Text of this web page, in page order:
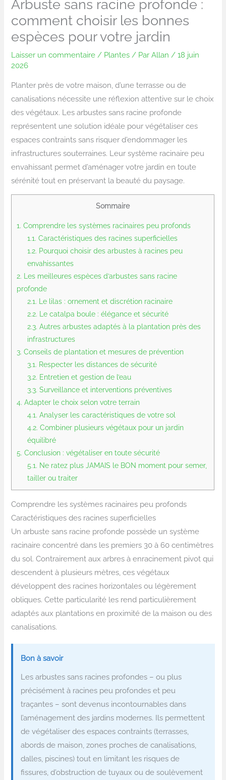
Arbuste sans racine profonde :
comment choisir les bonnes
espèces pour votre jardin
Laisser un commentaire / Plantes / ParAllan /18 juin
2026
Planter près de votre maison, d’une terrasse ou de
canalisations nécessite une réflexion attentive sur le choix
des végétaux. Les arbustes sans racine profonde
représentent une solution idéale pour végétaliser ces
espaces contraints sans risquer d’endommager les
infrastructures souterraines. Leur système racinaire peu
envahissant permet d’aménager votre jardin en toute
sérénité tout en préservant la beauté du paysage.
Sommaire
1. Comprendre les systèmes racinaires peu profonds
1.1. Caractéristiques des racines superficielles
1.2. Pourquoi choisir des arbustes à racines peu
envahissantes
2. Les meilleures espèces d’arbustes sans racine
profonde
2.1. Le lilas : ornement et discrétion racinaire
2.2. Le catalpa boule : élégance et sécurité
2.3. Autres arbustes adaptés à la plantation près des
infrastructures
3. Conseils de plantation et mesures de prévention
3.1. Respecter les distances de sécurité
3.2. Entretien et gestion de l’eau
3.3. Surveillance et interventions préventives
4. Adapter le choix selon votre terrain
4.1. Analyser les caractéristiques de votre sol
4.2. Combiner plusieurs végétaux pour un jardin
équilibré
5. Conclusion : végétaliser en toute sécurité
5.1. Ne ratez plus JAMAIS le BON moment pour semer,
tailler ou traiter
Comprendre les systèmes racinaires peu profonds
Caractéristiques des racines superficielles
Un arbuste sans racine profonde possède un système
racinaire concentré dans les premiers 30 à 60 centimètres
du sol. Contrairement aux arbres à enracinement pivot qui
descendent à plusieurs mètres, ces végétaux
développent des racines horizontales ou légèrement
obliques. Cette particularité les rend particulièrement
adaptés aux plantations en proximité de la maison ou des
canalisations.
Bon à savoir
Les arbustes sans racines profondes – ou plus
précisément à racines peu profondes et peu
traçantes – sont devenus incontournables dans
l’aménagement des jardins modernes. Ils permettent
de végétaliser des espaces contraints (terrasses,
abords de maison, zones proches de canalisations,
dalles, piscines) tout en limitant les risques de
fissures, d’obstruction de tuyaux ou de soulèvement